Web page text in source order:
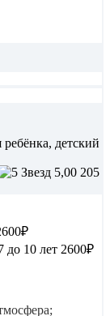
детский
5,00 205
до 10 лет 2600₽